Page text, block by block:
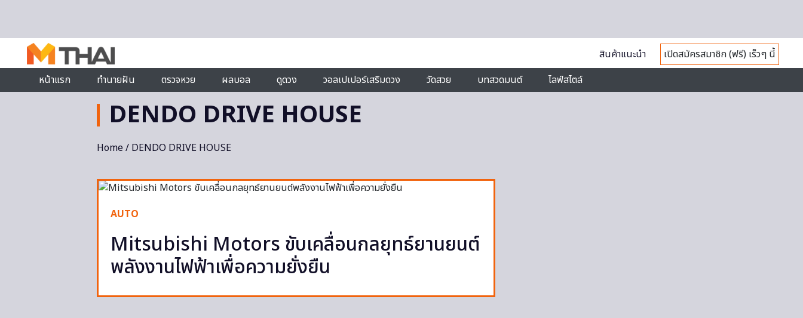
สินค้าแนะนำ
เปิดสมัครสมาชิก (ฟรี) เร็วๆ นี้
หน้าแรก
ทำนายฝัน ตรวจหวย ผลบอล ดูดวง วอลเปเปอร์เสริมดวง วัดสวย บทสวดมนต์ ไลฟ์สไตล์
DENDO DRIVE HOUSE
Home/ DENDO DRIVE HOUSE
AUTO
Mitsubishi Motors ขับเคลื่อนกลยุทธ์ยานยนต์
พลังงานไฟฟ้าเพื่อความยั่งยืน